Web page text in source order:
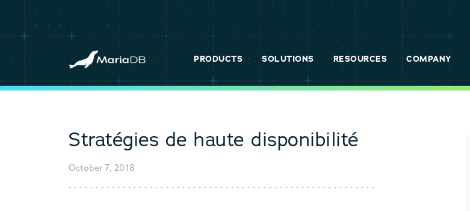
PRODUCTS SOLUTIONS RESOURCES COMPANY
Stratégies de haute disponibilité
October 7, 2018